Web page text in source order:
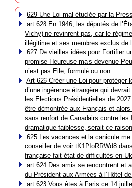
629 Une Loi mal étudiée par la
art 628 En 1946, les députés de
Vichy) ne revinrent pas, car le
illégitime et ses membres exclus de
627 De vieilles idées pour Fortifier
promise Heureuse mais devenue
n’est pas Elle, formulé ou non.
Art 626 Créer une Loi pour protéger
d’une ingérence étrangère qui
les Elections Présidentielles de
être démontrée aux Français et
sans renfort de Canadairs contre les
dramatique faiblesse, serait-ce
625 Les vacances et la canicule
conseiller de voir tK1PIoRRWd8
française fait état de difficultés en
art 624 Des amis se rencontrent et
du Président aux Armées à l’Hôtel
art 623 Vous êtes à Paris ce 14